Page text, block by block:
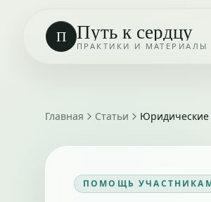
П Путь к сердцу
ПРАКТИКИ И МАТЕРИАЛЫ
Главная Статьи Юридические
ПОМОЩЬ